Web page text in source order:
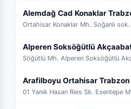
Alemdağ Cad Konaklar
Ortahisar Konaklar Mh. Soğanlı
Alperen Soksöğütlü
Söğütlü Mh. Alperen Soksöğütlü
Arafilboyu Ortahisar Trabzon
01 Yanık Hasan Reis Sk. Esentepe